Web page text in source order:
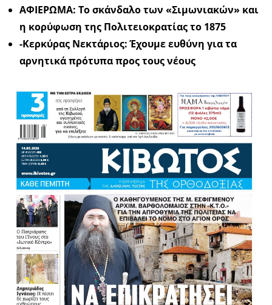
ΑΦΙΕΡΩΜΑ: Το σκάνδαλο των «Σιμωνιακών» και
η κορύφωση της Πολιτειοκρατίας το 1875
-Κερκύρας Νεκτάριος: Έχουμε ευθύνη για τα
αρνητικά πρότυπα προς τους νέους